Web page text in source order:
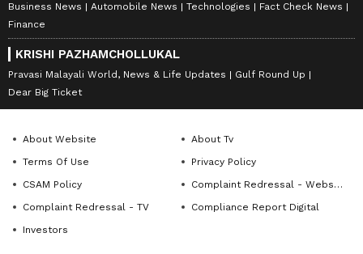
Business News Automobile News Technologies
Fact Check News
Finance
KRISHI PAZHAMCHOLLUKAL
Pravasi Malayali World, News & Life Updates
Gulf Round Up
Dear Big Ticket
About Website
About Tv
Terms Of Use
Privacy Policy
CSAM Policy
Complaint Redressal - Website
Complaint Redressal - TV
Compliance Report Digital
Investors